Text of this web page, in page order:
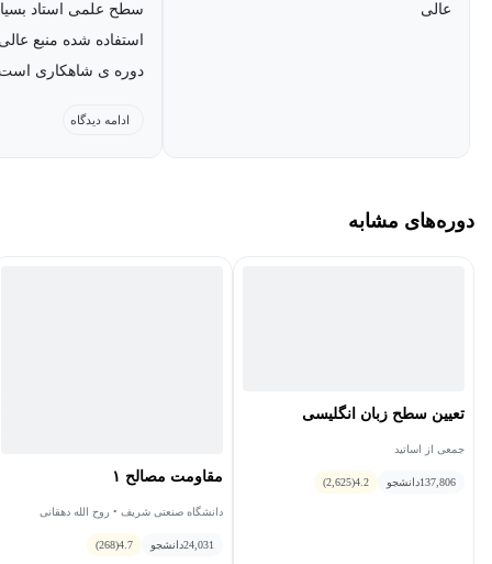
عالی
سطح علمی استاد
استفاده شده منبع
دوره ی شاهکاری
ادامه دیدگاه
دوره‌های مشابه
تعیین سطح زبان انگلیسی
جمعی از اساتید
137,806دانشجو 4.2
(2,625) مقاومت مصالح ١
دانشگاه صنعتی شریف • روح الله دهقانی
24,031دانشجو 4.7
(268)